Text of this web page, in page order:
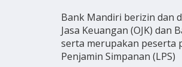
Bank Mandiri berizin dan
Jasa Keuangan (OJK) dan
serta merupakan peserta
Penjamin Simpanan (LPS)